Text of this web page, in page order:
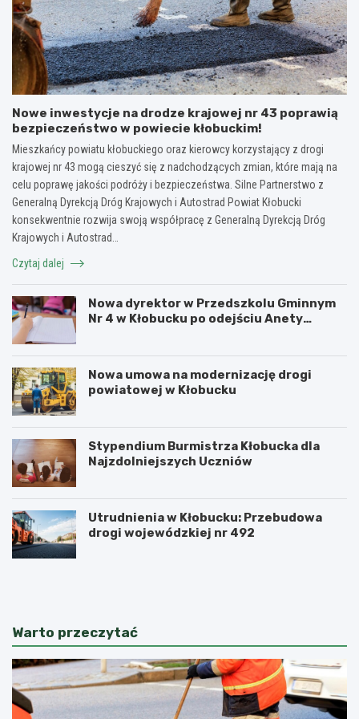
Nowe inwestycje na drodze krajowej nr 43 poprawią
bezpieczeństwo w powiecie kłobuckim!
Mieszkańcy powiatu kłobuckiego oraz kierowcy korzystający z drogi
krajowej nr 43 mogą cieszyć się z nadchodzących zmian, które mają na
celu poprawę jakości podróży i bezpieczeństwa. Silne Partnerstwo z
Generalną Dyrekcją Dróg Krajowych i Autostrad Powiat Kłobucki
konsekwentnie rozwija swoją współpracę z Generalną Dyrekcją Dróg
Krajowych i Autostrad…
Czytaj dalej
Nowa dyrektor w Przedszkolu Gminnym
Nr 4 w Kłobucku po odejściu Anety
Nowa umowa na modernizację drogi
powiatowej w Kłobucku
Stypendium Burmistrza Kłobucka dla
Najzdolniejszych Uczniów
Utrudnienia w Kłobucku: Przebudowa
drogi wojewódzkiej nr 492
K
c
k
i
e
s
K
c
c
y
e
n
Warto przeczytać